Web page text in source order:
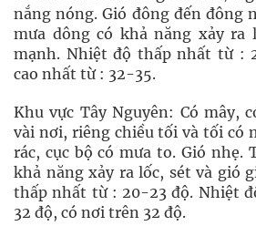
nắng nóng. Gió đông đến đông
mưa dông có khả năng xảy ra
mạnh. Nhiệt độ thấp nhất từ :
cao nhất từ : 32-35.
Khu vực Tây Nguyên: Có mây,
vài nơi, riêng chiều tối và tối có
rác, cục bộ có mưa to. Gió nhẹ.
khả năng xảy ra lốc, sét và gió
thấp nhất từ : 20-23 độ. Nhiệt
32 độ, có nơi trên 32 độ.